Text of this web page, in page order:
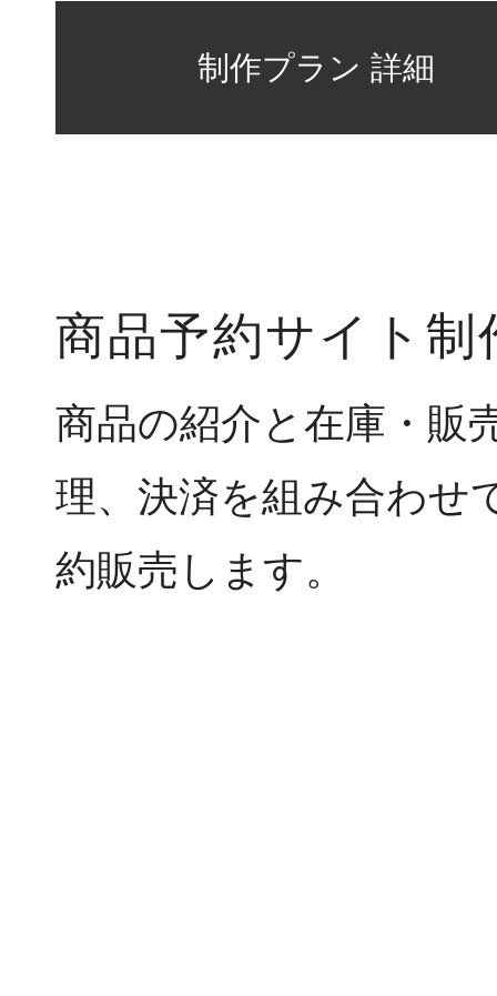
商品予約サイト制
商品の紹介と在庫・販
理、決済を組み合わせ
約販売します。